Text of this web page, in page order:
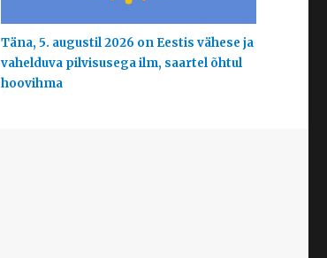
Täna, 5. augustil 2026 on Eestis vähese ja
vahelduva pilvisusega ilm, saartel õhtul
hoovihma